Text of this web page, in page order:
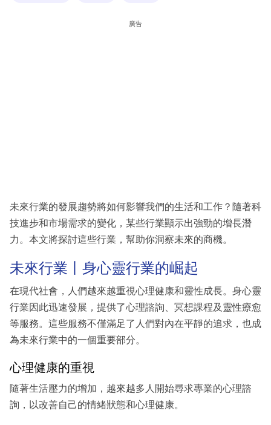
區
廣告
未來行業的發展趨勢將如何影響我們的生活和工作？隨著科
技進步和市場需求的變化，某些行業顯示出強勁的增長潛
力。本文將探討這些行業，幫助你洞察未來的商機。
未來行業丨身心靈行業的崛起
在現代社會，人們越來越重視心理健康和靈性成長。身心靈
行業因此迅速發展，提供了心理諮詢、冥想課程及靈性療愈
等服務。這些服務不僅滿足了人們對內在平靜的追求，也成
為未來行業中的一個重要部分。
心理健康的重視
隨著生活壓力的增加，越來越多人開始尋求專業的心理諮
詢，以改善自己的情緒狀態和心理健康。